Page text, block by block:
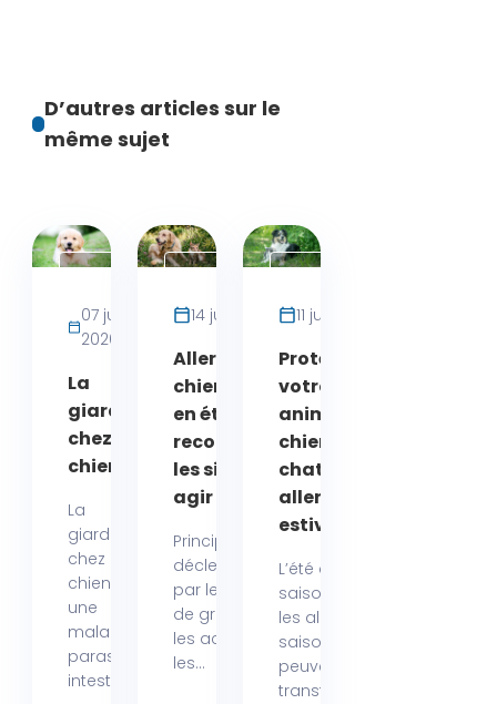
D’autres articles sur le
même sujet
Maladies
07 juillet
2026
La
giardiose
chez le
chien
La
giardiose
chez le
chien est
une
maladie
parasitaire
intestinale...
Maladies
14 juin 2026
Allergie
chien chat
en été :
reconnaître
les signes et
agir vite
Principalement
déclenchées
par les pollens
de graminées,
les acariens,
les...
Maladies
11 juin 2026
Protégez
votre
animal,
chien ou
chat, des
allergies
estivales
L’été c’est la
saison où
les allergies
saisonnières
peuvent
transformer...